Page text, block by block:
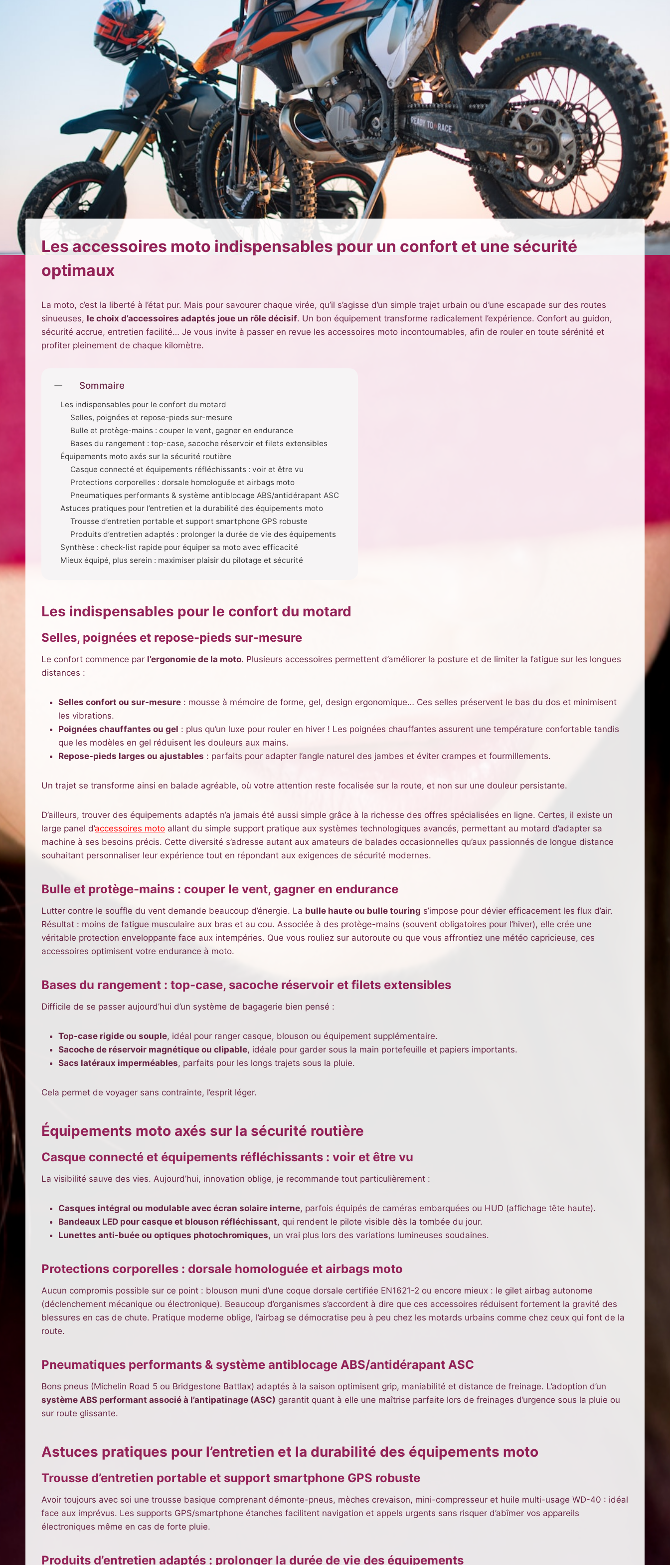
Les accessoires moto indispensables pour un confort et une sécurité
optimaux
La moto, c’est la liberté à l’état pur. Mais pour savourer chaque virée, qu’il s’agisse d’un simple trajet urbain ou d’une escapade sur des routes
sinueuses, le choix d’accessoires adaptés joue un rôle décisif. Un bon équipement transforme radicalement l’expérience. Confort au guidon,
sécurité accrue, entretien facilité… Je vous invite à passer en revue les accessoires moto incontournables, afin de rouler en toute sérénité et
profiter pleinement de chaque kilomètre.
Sommaire
Les indispensables pour le confort du motard
Selles, poignées et repose-pieds sur-mesure
Bulle et protège-mains : couper le vent, gagner en endurance
Bases du rangement : top-case, sacoche réservoir et filets extensibles
Équipements moto axés sur la sécurité routière
Casque connecté et équipements réfléchissants : voir et être vu
Protections corporelles : dorsale homologuée et airbags moto
Pneumatiques performants & système antiblocage ABS/antidérapant ASC
Astuces pratiques pour l’entretien et la durabilité des équipements moto
Trousse d’entretien portable et support smartphone GPS robuste
Produits d’entretien adaptés : prolonger la durée de vie des équipements
Synthèse : check-list rapide pour équiper sa moto avec efficacité
Mieux équipé, plus serein : maximiser plaisir du pilotage et sécurité
Les indispensables pour le confort du motard
Selles, poignées et repose-pieds sur-mesure
Le confort commence par l’ergonomie de la moto. Plusieurs accessoires permettent d’améliorer la posture et de limiter la fatigue sur les longues
distances :
Selles confort ou sur-mesure : mousse à mémoire de forme, gel, design ergonomique… Ces selles préservent le bas du dos et minimisent
les vibrations.
Poignées chauffantes ou gel : plus qu’un luxe pour rouler en hiver ! Les poignées chauffantes assurent une température confortable tandis
que les modèles en gel réduisent les douleurs aux mains.
Repose-pieds larges ou ajustables : parfaits pour adapter l’angle naturel des jambes et éviter crampes et fourmillements.
Un trajet se transforme ainsi en balade agréable, où votre attention reste focalisée sur la route, et non sur une douleur persistante.
D’ailleurs, trouver des équipements adaptés n’a jamais été aussi simple grâce à la richesse des offres spécialisées en ligne. Certes, il existe un
large panel d’accessoires moto allant du simple support pratique aux systèmes technologiques avancés, permettant au motard d’adapter sa
machine à ses besoins précis. Cette diversité s’adresse autant aux amateurs de balades occasionnelles qu’aux passionnés de longue distance
souhaitant personnaliser leur expérience tout en répondant aux exigences de sécurité modernes.
Bulle et protège-mains : couper le vent, gagner en endurance
Lutter contre le souffle du vent demande beaucoup d’énergie. La bulle haute ou bulle touring s’impose pour dévier efficacement les flux d’air.
Résultat : moins de fatigue musculaire aux bras et au cou. Associée à des protège-mains (souvent obligatoires pour l’hiver), elle crée une
véritable protection enveloppante face aux intempéries. Que vous rouliez sur autoroute ou que vous affrontiez une météo capricieuse, ces
accessoires optimisent votre endurance à moto.
Bases du rangement : top-case, sacoche réservoir et filets extensibles
Difficile de se passer aujourd’hui d’un système de bagagerie bien pensé :
Top-case rigide ou souple, idéal pour ranger casque, blouson ou équipement supplémentaire.
Sacoche de réservoir magnétique ou clipable, idéale pour garder sous la main portefeuille et papiers importants.
Sacs latéraux imperméables, parfaits pour les longs trajets sous la pluie.
Cela permet de voyager sans contrainte, l’esprit léger.
Équipements moto axés sur la sécurité routière
Casque connecté et équipements réfléchissants : voir et être vu
La visibilité sauve des vies. Aujourd’hui, innovation oblige, je recommande tout particulièrement :
Casques intégral ou modulable avec écran solaire interne, parfois équipés de caméras embarquées ou HUD (affichage tête haute).
Bandeaux LED pour casque et blouson réfléchissant, qui rendent le pilote visible dès la tombée du jour.
Lunettes anti-buée ou optiques photochromiques, un vrai plus lors des variations lumineuses soudaines.
Protections corporelles : dorsale homologuée et airbags moto
Aucun compromis possible sur ce point : blouson muni d’une coque dorsale certifiée EN1621-2 ou encore mieux : le gilet airbag autonome
(déclenchement mécanique ou électronique). Beaucoup d’organismes s’accordent à dire que ces accessoires réduisent fortement la gravité des
blessures en cas de chute. Pratique moderne oblige, l’airbag se démocratise peu à peu chez les motards urbains comme chez ceux qui font de la
route.
Pneumatiques performants & système antiblocage ABS/antidérapant ASC
Bons pneus (Michelin Road 5 ou Bridgestone Battlax) adaptés à la saison optimisent grip, maniabilité et distance de freinage. L’adoption d’un
système ABS performant associé à l’antipatinage (ASC) garantit quant à elle une maîtrise parfaite lors de freinages d’urgence sous la pluie ou
sur route glissante.
Astuces pratiques pour l’entretien et la durabilité des équipements moto
Trousse d’entretien portable et support smartphone GPS robuste
Avoir toujours avec soi une trousse basique comprenant démonte-pneus, mèches crevaison, mini-compresseur et huile multi-usage WD-40 : idéal
face aux imprévus. Les supports GPS/smartphone étanches facilitent navigation et appels urgents sans risquer d’abîmer vos appareils
électroniques même en cas de forte pluie.
Produits d’entretien adaptés : prolonger la durée de vie des équipements